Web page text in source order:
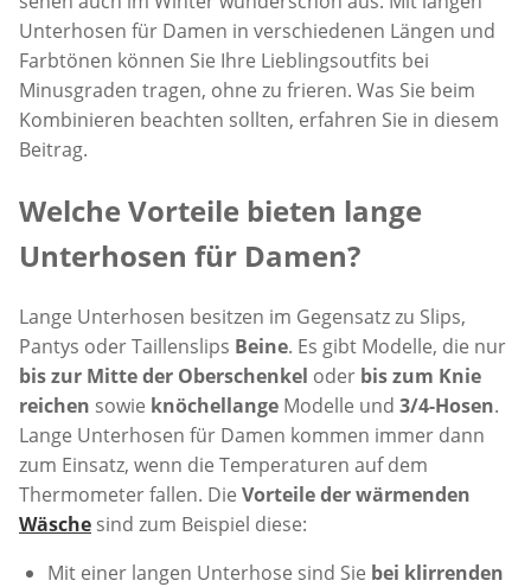
Unterhosen für Damen in verschiedenen Längen und
Farbtönen können Sie Ihre Lieblingsoutfits bei
Minusgraden tragen, ohne zu frieren. Was Sie beim
Kombinieren beachten sollten, erfahren Sie in diesem
Beitrag.
Welche Vorteile bieten lange
Unterhosen für Damen?
Lange Unterhosen besitzen im Gegensatz zu Slips,
Pantys oder Taillenslips Beine. Es gibt Modelle, die nur
bis zur Mitte der Oberschenkel oder bis zum Knie
reichen sowie knöchellange Modelle und 3/4-Hosen.
Lange Unterhosen für Damen kommen immer dann
zum Einsatz, wenn die Temperaturen auf dem
Thermometer fallen. Die Vorteile der wärmenden
Wäsche sind zum Beispiel diese:
Mit einer langen Unterhose sind Sie bei klirrenden